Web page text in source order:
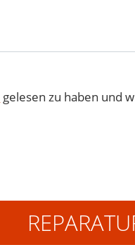
gelesen zu haben und